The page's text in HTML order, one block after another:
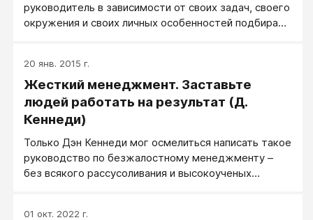
руководитель в зависимости от своих задач, своего
окружения и своих личных особенностей подбирает
20 янв. 2015 г.
Жесткий менеджмент. Заставьте
людей работать на результат (Д.
Кеннеди)
Только Дэн Кеннеди мог осмелиться написать такое
руководство по безжалостному менеджменту –
без всякого рассусоливания и высокоученых
01 окт. 2022 г.